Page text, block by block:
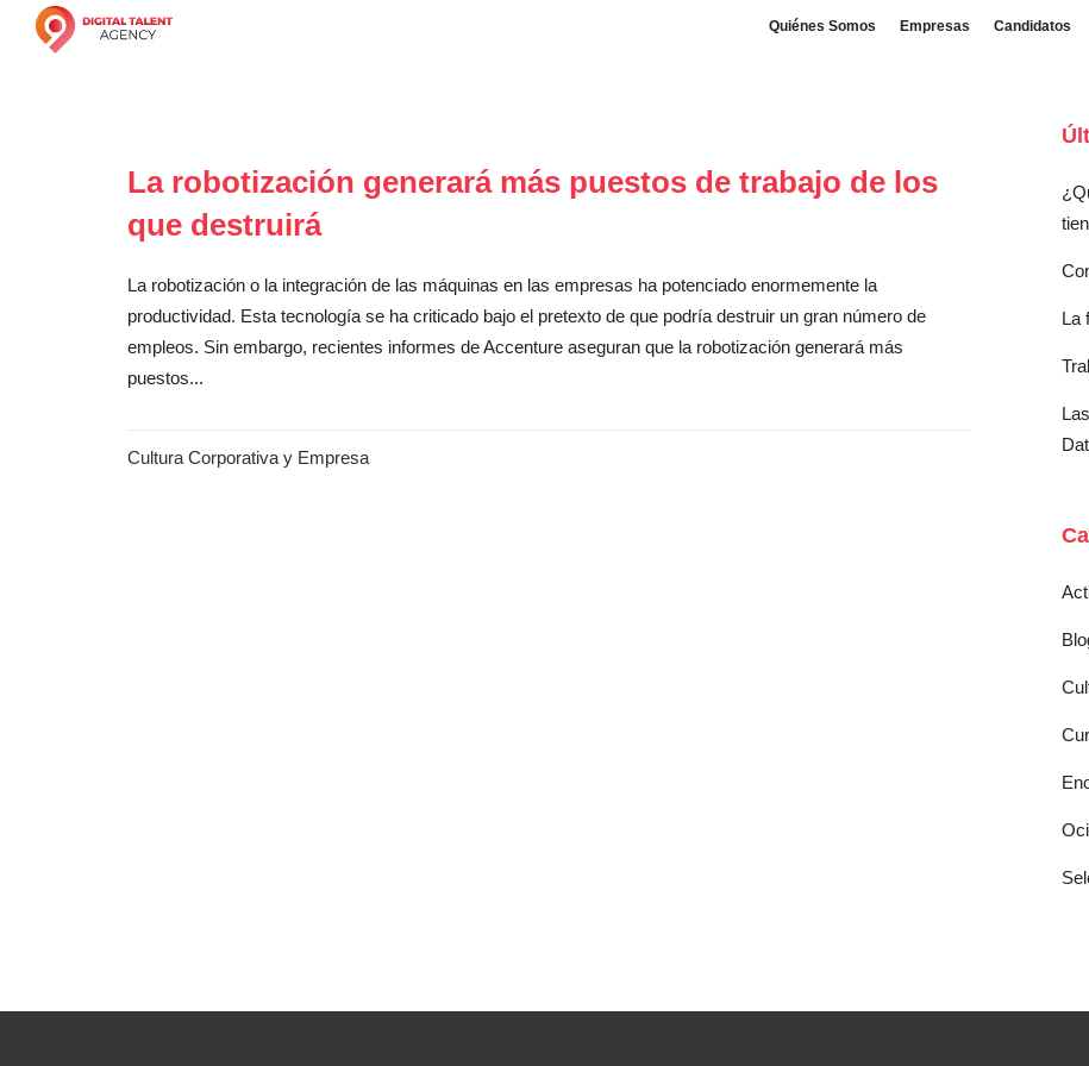
Quiénes Somos Empresas Candidatos
La robotización generará más puestos de trabajo de los
que destruirá
La robotización o la integración de las máquinas en las empresas ha potenciado enormemente la
productividad. Esta tecnología se ha criticado bajo el pretexto de que podría destruir un gran número de
empleos. Sin embargo, recientes informes de Accenture aseguran que la robotización generará más
puestos...
Cultura Corporativa y Empresa
La